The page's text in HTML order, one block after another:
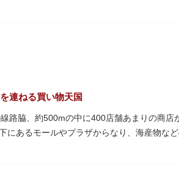
連ねる買い物天国
路脇、約500mの中に400店舗あまりの商
にあるモールやプラザからなり、海産物な